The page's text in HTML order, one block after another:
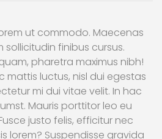
ut commodo. Maecenas
sollicitudin finibus cursus.
pharetra maximus nibh!
mattis luctus, nisl dui egestas
mi dui vitae velit. In hac
Mauris porttitor leo eu
justo felis, efficitur nec
lorem? Suspendisse gravida